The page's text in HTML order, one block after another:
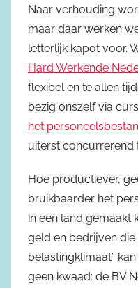
Naar verhouding
maar daar werken
letterlijk kapot voor.
Hard Werkende
flexibel en te allen
bezig onszelf via
het
uiterst concurrerend
Hoe productiever,
bruikbaarder het
in een land gemaakt
geld en bedrijven die
belastingklimaat”
geen kwaad: de BV